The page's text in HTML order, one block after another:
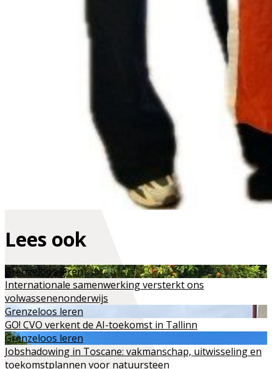
Lees ook
Grenzeloos leren
Internationale samenwerking versterkt ons
volwassenenonderwijs
Grenzeloos leren
GO! CVO verkent de AI-toekomst in Tallinn
Grenzeloos leren
Jobshadowing in Toscane: vakmanschap, uitwisseling en
toekomstplannen voor natuursteen